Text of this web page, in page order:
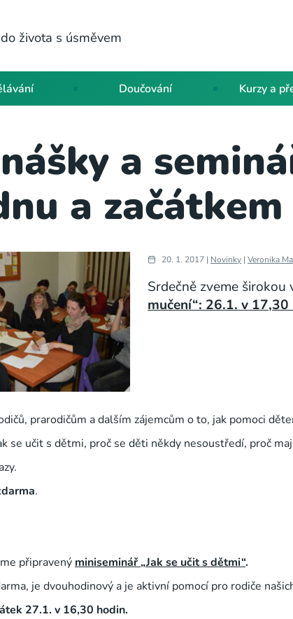
života s úsměvem
Doučování Kurzy a
a
a
20. 1. 2017 | Novinky | Veronika
Srdečně zveme
mučení“: 26.1. v
prarodičům a dalším zájemcům o to, jak pomoci
se učit s dětmi, proč se děti někdy nesoustředí, proč
.
připravený miniseminář „Jak se učit s dětmi“.
je dvouhodinový a je aktivní pomocí pro rodiče
27.1. v 16,30 hodin.